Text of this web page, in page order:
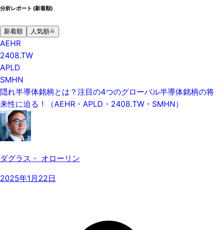
分析レポート (新着順)
新着順 人気順
AEHR
2408.TW
APLD
SMHN
隠れ半導体銘柄とは？注目の4つのグローバル半導体銘柄の将
来性に迫る！（AEHR・APLD・2408.TW・SMHN）
ダグラス・ オローリン
2025年1月22日